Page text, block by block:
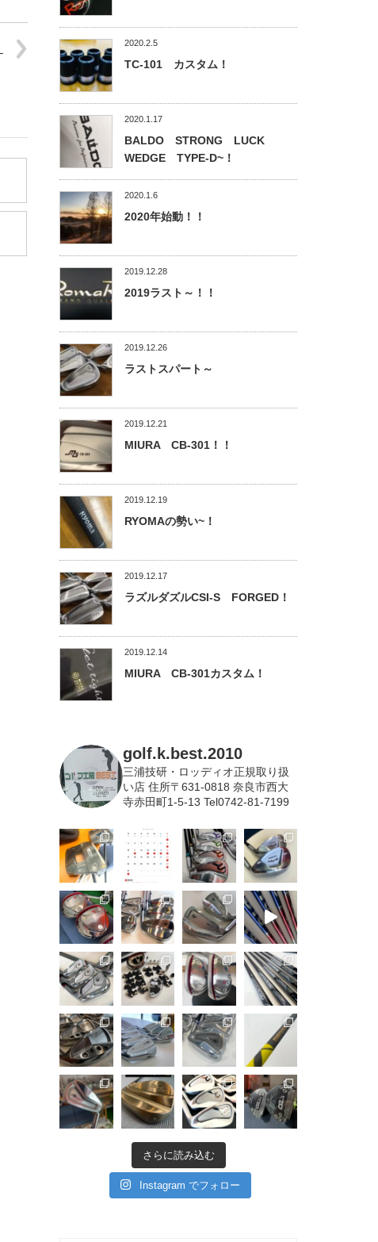
2020.2.5
TC-101 カスタム！
2020.1.17
BALDO STRONG LUCK
WEDGE TYPE-D~！
2020.1.6
2020年始動！！
2019.12.28
2019ラスト～！！
2019.12.26
ラストスパート～
2019.12.21
MIURA CB-301！！
2019.12.19
RYOMAの勢い~！
2019.12.17
ラズルダズルCSI-S FORGED！
2019.12.14
MIURA CB-301カスタム！
golf.k.best.2010
三浦技研・ロッディオ正規取り扱
い店 住所〒631-0818 奈良市西大
寺赤田町1-5-13 Tel0742-81-7199
さらに読み込む
Instagram でフォロー